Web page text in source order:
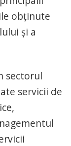
obţinute
şi a
sectorul
servicii de